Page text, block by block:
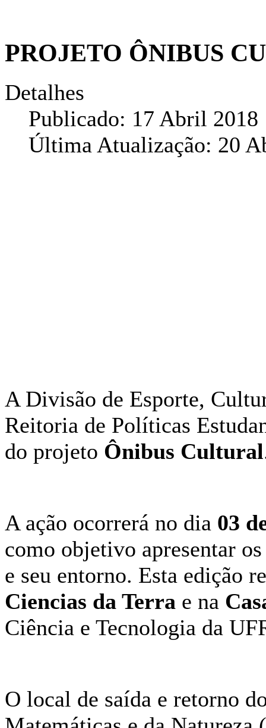
PROJETO ÔNIBUS
Detalhes
Publicado: 17 Abril 2018
Última Atualização: 20
A Divisão de Esporte,
Reitoria de Políticas
do projeto Ônibus Cultural
A ação ocorrerá no dia 03
como objetivo apresentar
e seu entorno. Esta edição
Ciencias da Terra e na
Ciência e Tecnologia da
O local de saída e retorno